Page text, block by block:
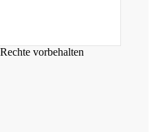
vorbehalten